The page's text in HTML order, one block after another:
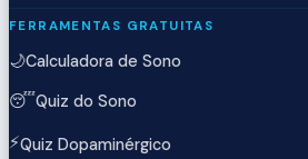
FERRAMENTAS GRATUITAS
🌙Calculadora de Sono
😴Quiz do Sono
⚡Quiz Dopaminérgico